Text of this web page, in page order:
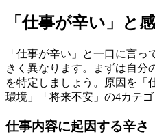
「仕事が辛い」と
「仕事が辛い」と一口に言
きく異なります。まずは自分
を特定しましょう。原因を「
環境」「将来不安」の4カテ
仕事内容に起因する辛さ